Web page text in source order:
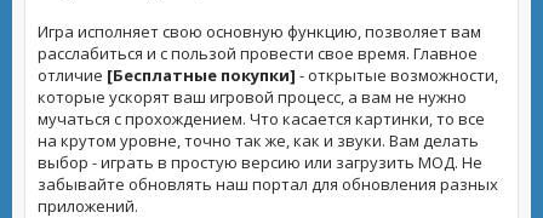
Игра исполняет свою основную функцию, позволяет вам
расслабиться и с пользой провести свое время. Главное
отличие [Бесплатные покупки] - открытые возможности,
которые ускорят ваш игровой процесс, а вам не нужно
мучаться с прохождением. Что касается картинки, то все
на крутом уровне, точно так же, как и звуки. Вам делать
выбор - играть в простую версию или загрузить МОД. Не
забывайте обновлять наш портал для обновления разных
приложений.